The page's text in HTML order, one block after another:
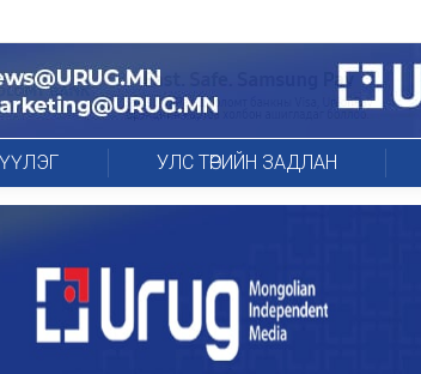
УЛС ТӨРИЙН ЗАДЛАН